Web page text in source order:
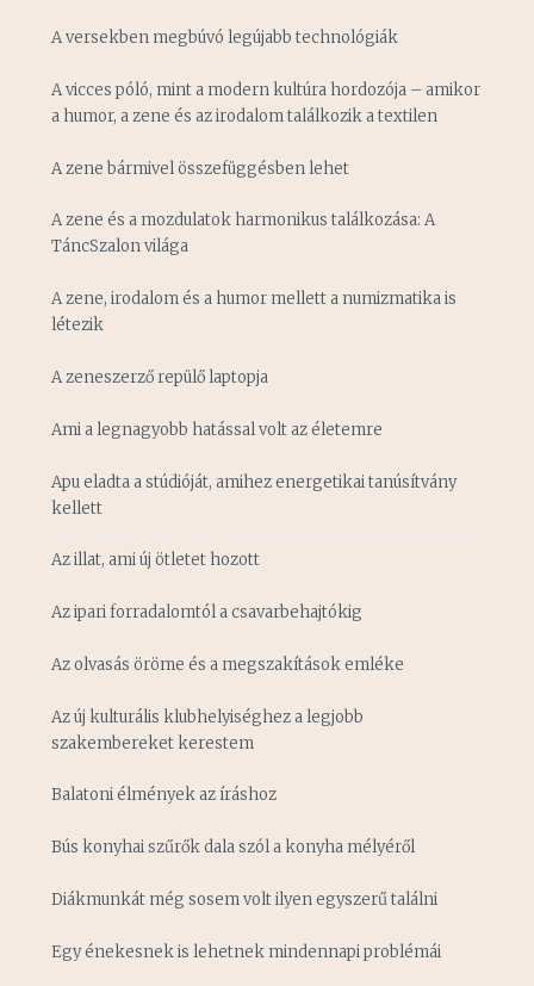
A versekben megbúvó legújabb technológiák
A vicces póló, mint a modern kultúra hordozója – amikor
a humor, a zene és az irodalom találkozik a textilen
A zene bármivel összefüggésben lehet
A zene és a mozdulatok harmonikus találkozása: A
TáncSzalon világa
A zene, irodalom és a humor mellett a numizmatika is
létezik
A zeneszerző repülő laptopja
Ami a legnagyobb hatással volt az életemre
Apu eladta a stúdióját, amihez energetikai tanúsítvány
kellett
Az illat, ami új ötletet hozott
Az ipari forradalomtól a csavarbehajtókig
Az olvasás öröme és a megszakítások emléke
Az új kulturális klubhelyiséghez a legjobb
szakembereket kerestem
Balatoni élmények az íráshoz
Bús konyhai szűrők dala szól a konyha mélyéről
Diákmunkát még sosem volt ilyen egyszerű találni
Egy énekesnek is lehetnek mindennapi problémái